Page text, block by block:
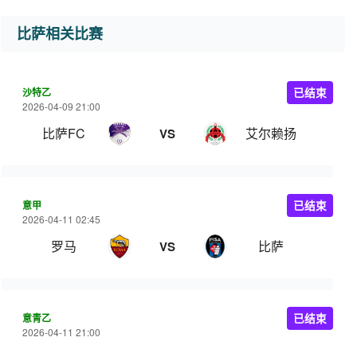
比萨相关比赛
沙特乙
2026-04-09 21:00
比萨FC VS 艾尔赖扬
已结束
意甲
2026-04-11 02:45
罗马 VS 比萨
已结束
意青乙
2026-04-11 21:00
已结束